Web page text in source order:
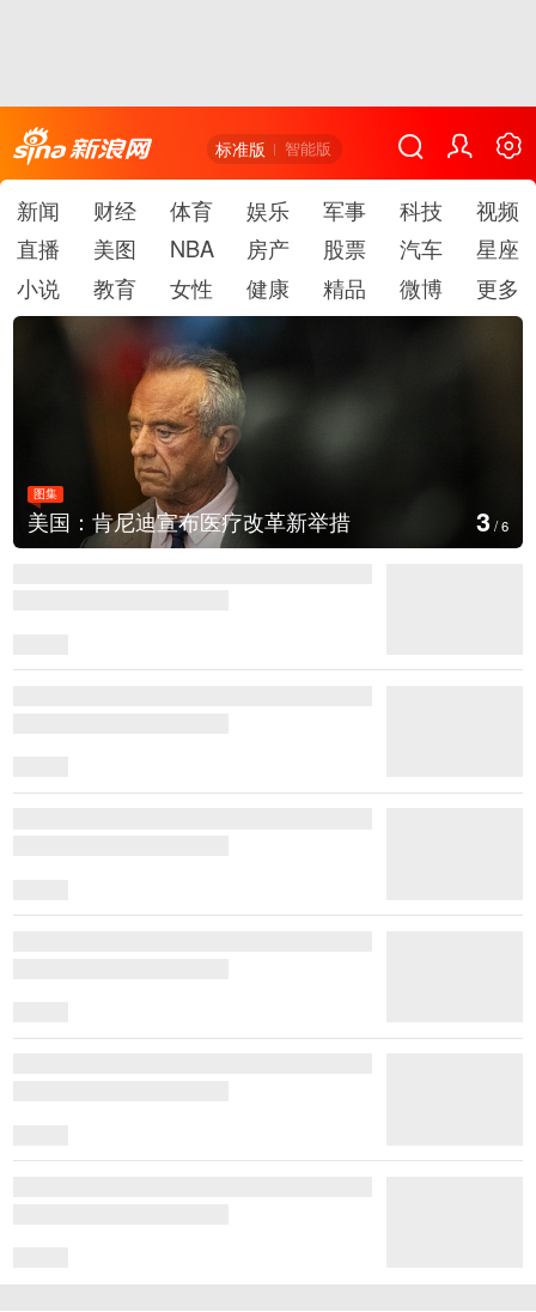
标准版 智能版
新闻 财经 体育 娱乐 军事 科技
视频
直播
美图 NBA 房产 股票 汽车
星座
小说
教育 女性 健康 精品 微博 更多
图集
云南普洱：乡村风光如画 4 /6